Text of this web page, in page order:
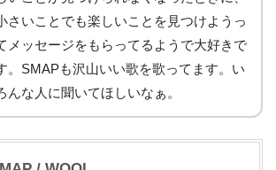
さいことでも楽しいことを見つけようっ
メッセージをもらってるようで大好きで
。SMAPも沢山いい歌を歌ってます。い
んな人に聞いてほしいなぁ。